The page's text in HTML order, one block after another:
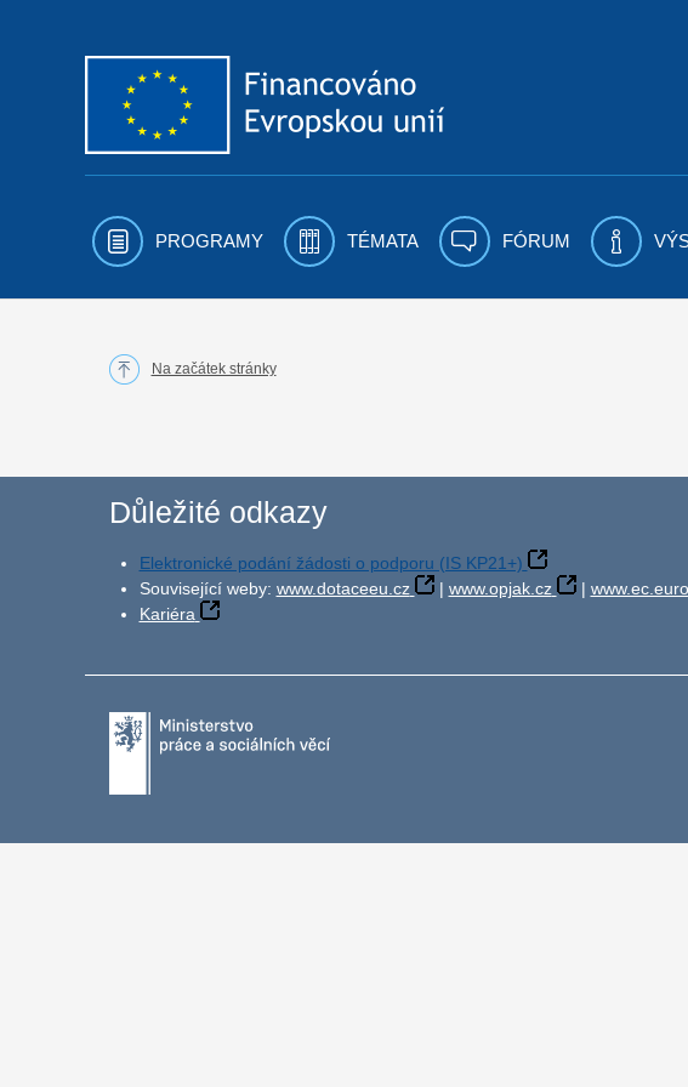
PROGRAMY TÉMATA FÓRUM
Na začátek stránky
Důležité odkazy
Elektronické podání žádosti o podporu (IS KP21+)
Související weby: www.dotaceeu.cz | www.opjak.cz |
Kariéra